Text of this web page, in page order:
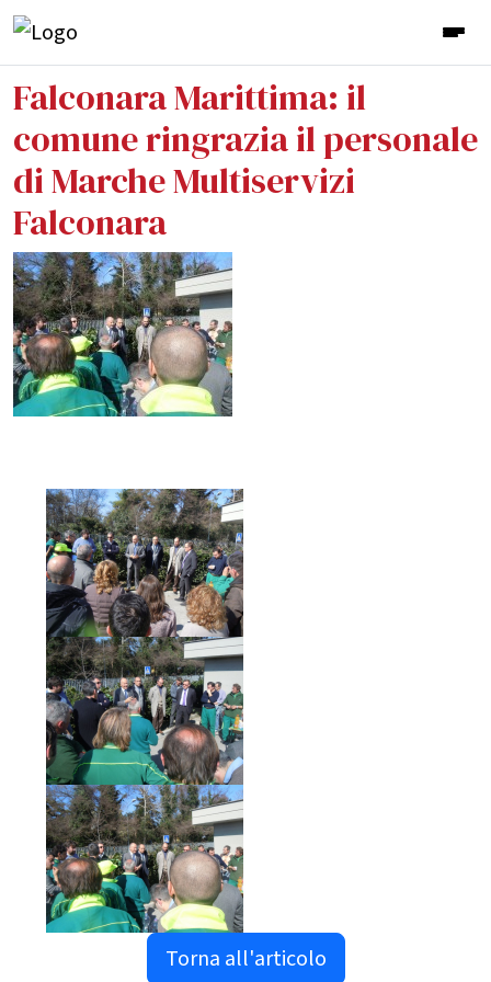
Falconara Marittima: il
comune ringrazia il personale
di Marche Multiservizi
Falconara
Torna all'articolo